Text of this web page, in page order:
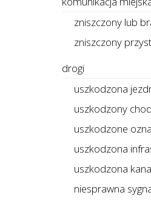
zniszczony lub
zniszczony
drogi
uszkodzona
uszkodzony
uszkodzone
uszkodzona
uszkodzona
niesprawna